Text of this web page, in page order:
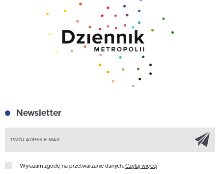
Newsletter
Wyrażam zgodę na przetwarzanie danych. Czytaj więcej